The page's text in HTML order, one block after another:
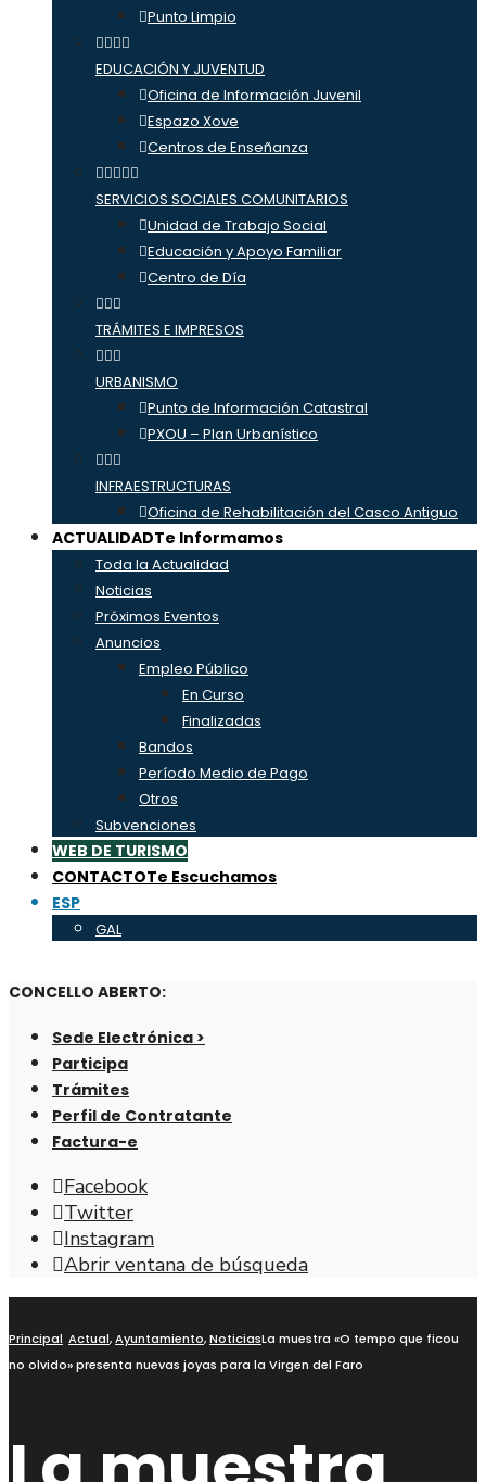
Punto Limpio
EDUCACIÓN Y JUVENTUD
Oficina de Información Juvenil
Espazo Xove
Centros de Enseñanza
SERVICIOS SOCIALES COMUNITARIOS
Unidad de Trabajo Social
Educación y Apoyo Familiar
Centro de Día
TRÁMITES E IMPRESOS
URBANISMO
Punto de Información Catastral
PXOU – Plan Urbanístico
INFRAESTRUCTURAS
Oficina de Rehabilitación del Casco Antiguo
ACTUALIDADTe Informamos
Toda la Actualidad
Noticias
Próximos Eventos
Anuncios
Empleo Público
En Curso
Finalizadas
Bandos
Período Medio de Pago
Otros
Subvenciones
WEB DE TURISMO
CONTACTOTe Escuchamos
ESP
GAL
CONCELLO ABERTO:
Sede Electrónica >
Participa
Trámites
Perfil de Contratante
Factura-e
Facebook
Twitter
Instagram
Abrir ventana de búsqueda
Principal Actual,Ayuntamiento,NoticiasLa muestra «O tempo que ficou
no olvido» presenta nuevas joyas para la Virgen del Faro